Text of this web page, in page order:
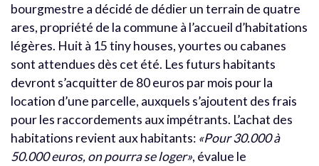
bourgmestre a décidé de dédier un terrain de quatre
ares, propriété de la commune à l’accueil d’habitations
légères. Huit à 15 tiny houses, yourtes ou cabanes
sont attendues dès cet été. Les futurs habitants
devront s’acquitter de 80 euros par mois pour la
location d’une parcelle, auxquels s’ajoutent des frais
pour les raccordements aux impétrants. L’achat des
habitations revient aux habitants: «Pour 30.000 à
50.000 euros, on pourra se loger», évalue le